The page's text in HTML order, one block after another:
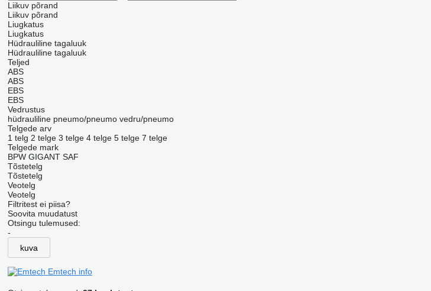
Liikuv põrand
Liikuv põrand
Liugkatus
Liugkatus
Hüdrauliline tagaluuk
Hüdrauliline tagaluuk
Teljed
ABS
ABS
EBS
EBS
Vedrustus
hüdrauliline pneumo/pneumo vedru/pneumo
Telgede arv
1 telg 2 telge 3 telge 4 telge 5 telge 7 telge
Telgede mark
BPW GIGANT SAF
Tõstetelg
Tõstetelg
Veotelg
Veotelg
Filtritest ei piisa?
Soovita muudatust
Otsingu tulemused:
-
kuva
Emtech info